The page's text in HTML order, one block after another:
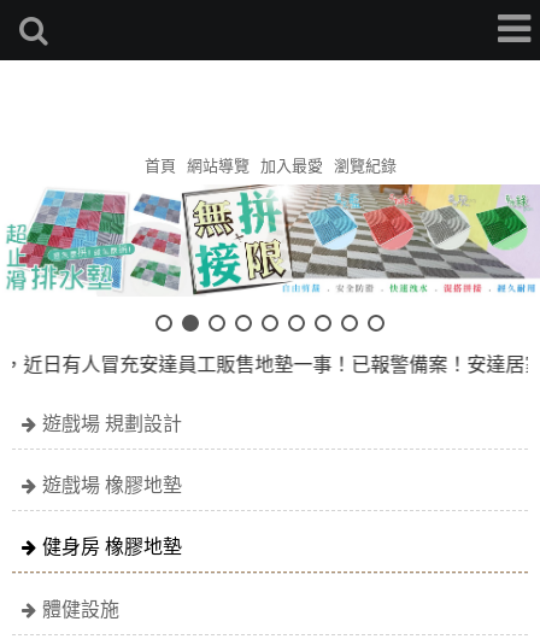
首頁 網站導覽 加入最愛 瀏覽紀錄
日有人冒充安達員工販售地墊一事！已報警備案！安達居家
遊戲場 規劃設計
遊戲場 橡膠地墊
健身房 橡膠地墊
體健設施